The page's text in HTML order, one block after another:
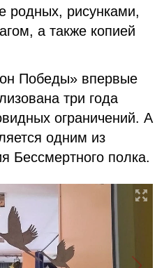
родных, рисунками,
а также копией
Победы» впервые
три года
ограничений. А
одним из
Бессмертного полка.